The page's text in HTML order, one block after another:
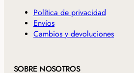
Política de privacidad
Envíos
Cambios y devoluciones
SOBRE NOSOTROS